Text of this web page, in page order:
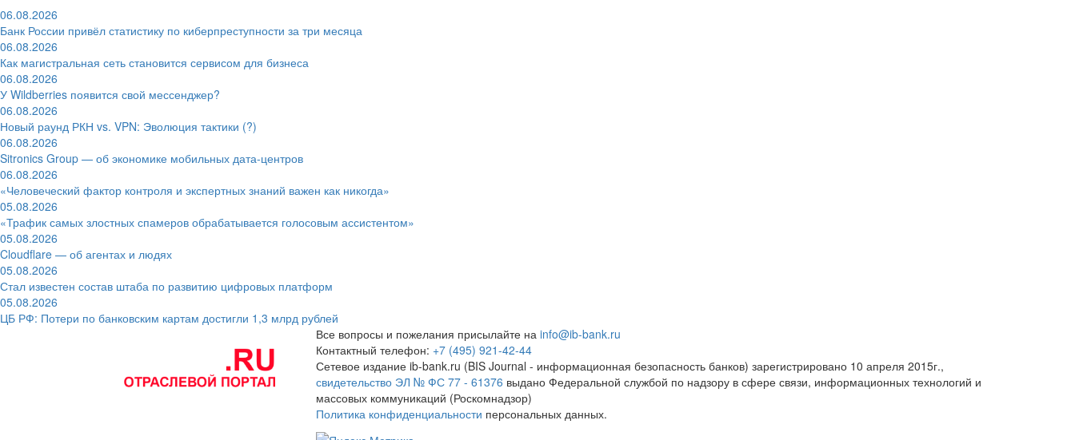
06.08.2026
Банк России привёл статистику по киберпреступности за три месяца
06.08.2026
Как магистральная сеть становится сервисом для бизнеса
06.08.2026
У Wildberries появится свой мессенджер?
06.08.2026
Новый раунд РКН vs. VPN: Эволюция тактики (?)
06.08.2026
Sitronics Group — об экономике мобильных дата-центров
06.08.2026
«Человеческий фактор контроля и экспертных знаний важен как никогда»
05.08.2026
«Трафик самых злостных спамеров обрабатывается голосовым ассистентом»
05.08.2026
Cloudflare — об агентах и людях
05.08.2026
Стал известен состав штаба по развитию цифровых платформ
05.08.2026
ЦБ РФ: Потери по банковским картам достигли 1,3 млрд рублей
Все вопросы и пожелания присылайте на info@ib-bank.ru
Контактный телефон: +7 (495) 921-42-44
Сетевое издание ib-bank.ru (BIS Journal - информационная безопасность банков) зарегистрировано 10 апреля 2015г.,
свидетельство ЭЛ № ФС 77 - 61376 выдано Федеральной службой по надзору в сфере связи, информационных технологий и
массовых коммуникаций (Роскомнадзор)
Политика конфиденциальности персональных данных.